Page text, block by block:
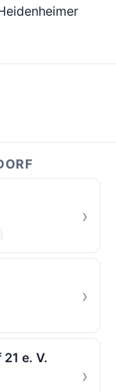
›
›
e. V.
›